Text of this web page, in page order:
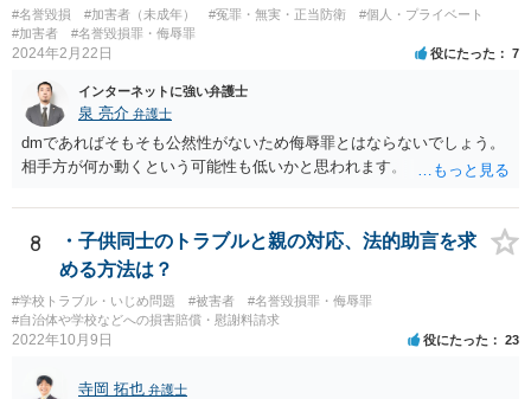
#名誉毀損 #加害者（未成年） #冤罪・無実・正当防衛
#個人・プライベート
#加害者
#名誉毀損罪・侮辱罪
2024年2月22日 役にたった 7
インターネットに強い弁護士
泉 亮介 弁護士
dmであればそもそも公然性がないため侮辱罪とはならないでしょう。
相手方が何か動くという可能性も低いかと思われます。
8
・子供同士のトラブルと親の対応、法的助言を求
める方法は？
#学校トラブル・いじめ問題 #被害者
#名誉毀損罪・侮辱罪
#自治体や学校などへの損害賠償・慰謝料請求
2022年10月9日 役にたった 23
寺岡 拓也 弁護士